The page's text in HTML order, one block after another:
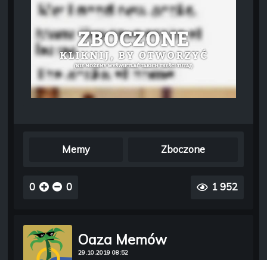
Memy Zboczone
0 0 1 952
Oaza Memów
29.10.2019 08:52